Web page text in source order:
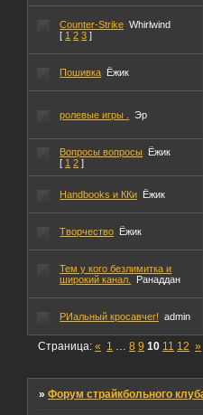
Counter-Strike Whirlwind
[ 1 2 3 ]
Пошивка Ёжик
ролевые игры . Эр
Вопросы вопросы
Ёжик
[ 1 2 ]
Handbooks и ККи Ёжик
Творчество Ёжик
Тем у кого безлимитка и
широкий канал.
Ранаддан
РИальный кросавчег! admin
Страница:« 1 … 8 9 10 11 12 »
»Форум страйкбольного